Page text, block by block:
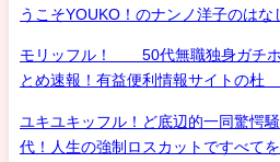
うこそYOUKO！のナンノ洋子のはな
モリッフル！ 50代無職独身ガチホ
とめ速報！有益便利情報サイトの杜
ユキユキッフル！ど底辺的一同驚愕
代！人生の強制ロスカットですべて